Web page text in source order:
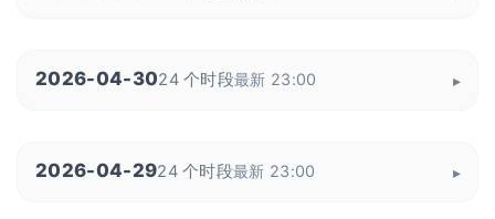
2026-04-3024 个时段最新 23:00
2026-04-2924 个时段最新 23:00